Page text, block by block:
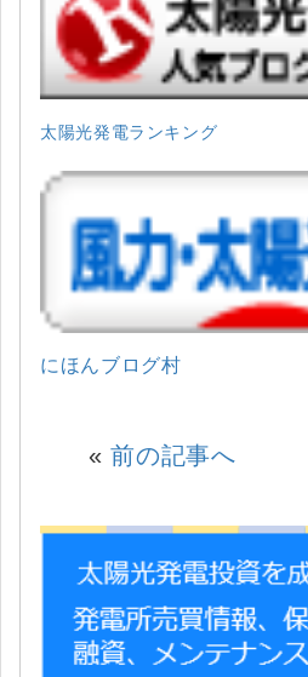
太陽光発電ランキング
にほんブログ村
«前の記事へ